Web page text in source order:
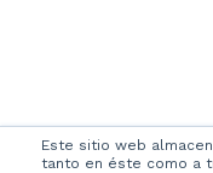
Este sitio web
tanto en éste como a